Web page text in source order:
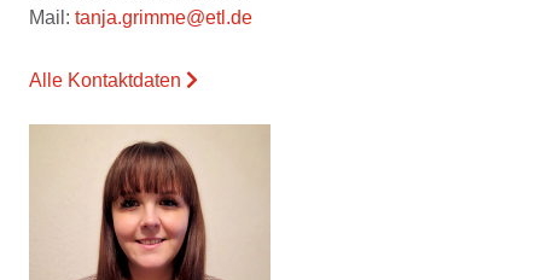
Mail: tanja.grimme@etl.de
Alle Kontaktdaten